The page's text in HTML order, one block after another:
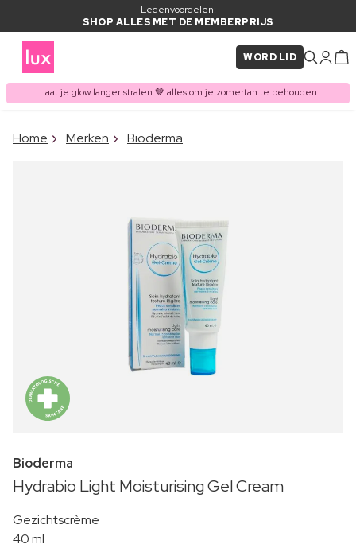
Ledenvoordelen:
SHOP ALLES MET DE MEMBERPRIJS
WORD LID
Laat je glow langer stralen 🤎 alles om je zomertan te behouden
ITEM TOEGEVOEGD AAN
Home Merken Bioderma
Bioderma
Hydrabio Light Moisturising Gel Cream
Gezichtscrème
40 ml